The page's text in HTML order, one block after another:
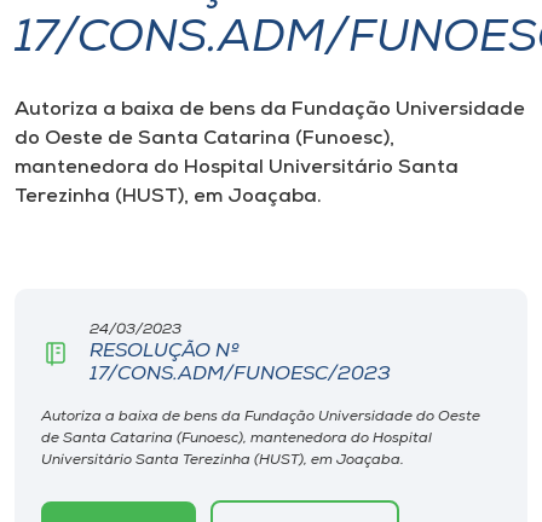
I.nova
Diplomados
Cultura
Biblioteca
Editora
17/CONS.ADM/
Autoriza a baixa de bens da Fundação Universidade
do Oeste de Santa Catarina (Funoesc),
mantenedora do Hospital Universitário Santa
Terezinha (HUST), em Joaçaba.
24/03/2023
RESOLUÇÃO Nº
17/CONS.ADM/FUNOESC/2023
Autoriza a baixa de bens da Fundação Universidade do Oeste
de Santa Catarina (Funoesc), mantenedora do Hospital
Universitário Santa Terezinha (HUST), em Joaçaba.